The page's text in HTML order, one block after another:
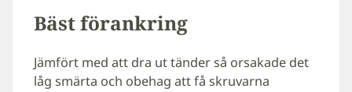
Bäst förankring
Jämfört med att dra ut tänder så orsakade det
låg smärta och obehag att få skruvarna